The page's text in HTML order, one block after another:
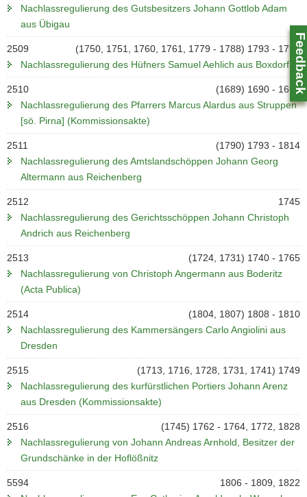
Nachlassregulierung des Gutsbesitzers Johann Gottlob Adam
aus Übigau
2509
(1750, 1751, 1760, 1761, 1779 - 1788) 1793 - 1795
Nachlassregulierung des Hüfners Samuel Aehlich aus Boxdorf
2510
(1689) 1690 - 1692
Nachlassregulierung des Pfarrers Marcus Alardus aus Struppen
[sö. Pirna] (Kommissionsakte)
2511
(1790) 1793 - 1814
Nachlassregulierung des Amtslandschöppen Johann Georg
Altermann aus Reichenberg
2512
1745
Nachlassregulierung des Gerichtsschöppen Johann Christoph
Andrich aus Reichenberg
2513
(1724, 1731) 1740 - 1765
Nachlassregulierung von Christoph Angermann aus Boderitz
(Acta Publica)
2514
(1804, 1807) 1808 - 1810
Nachlassregulierung des Kammersängers Carlo Angiolini aus
Dresden
2515
(1713, 1716, 1728, 1731, 1741) 1749
Nachlassregulierung des kurfürstlichen Portiers Johann Arenz
aus Dresden (Kommissionsakte)
2516
(1745) 1762 - 1764, 1772, 1828
Nachlassregulierung von Johann Andreas Arnhold, Besitzer der
Grundschänke in der Hoflößnitz
5594
1806 - 1809, 1822
Feedback